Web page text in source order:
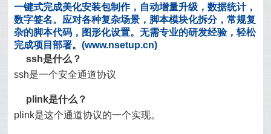
一键式完成美化安装包制作，自动增量升级，数据统计，
数字签名。应对各种复杂场景，脚本模块化拆分，常规复
杂的脚本代码，图形化设置。无需专业的研发经验，轻松
完成项目部署。(www.nsetup.cn)
ssh是什么？
ssh是一个安全通道协议
plink是什么？
plink是这个通道协议的一个实现。